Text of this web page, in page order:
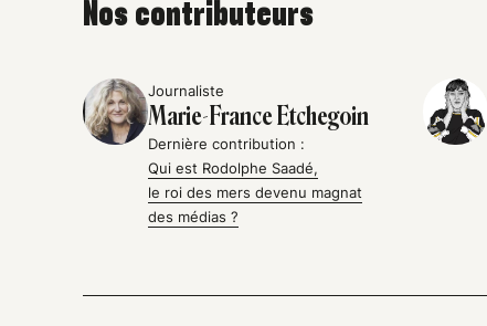
Nos contributeurs
Journaliste
Marie-France Etchegoin
Dernière contribution :
Qui est Rodolphe Saadé,
le roi des mers devenu magnat
des médias ?